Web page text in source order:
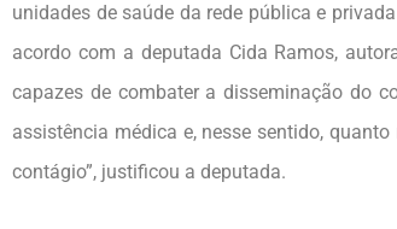
unidades de saúde da rede pública e
acordo com a deputada Cida Ramos,
capazes de combater a disseminação do
assistência médica e, nesse sentido,
contágio”, justificou a deputada.